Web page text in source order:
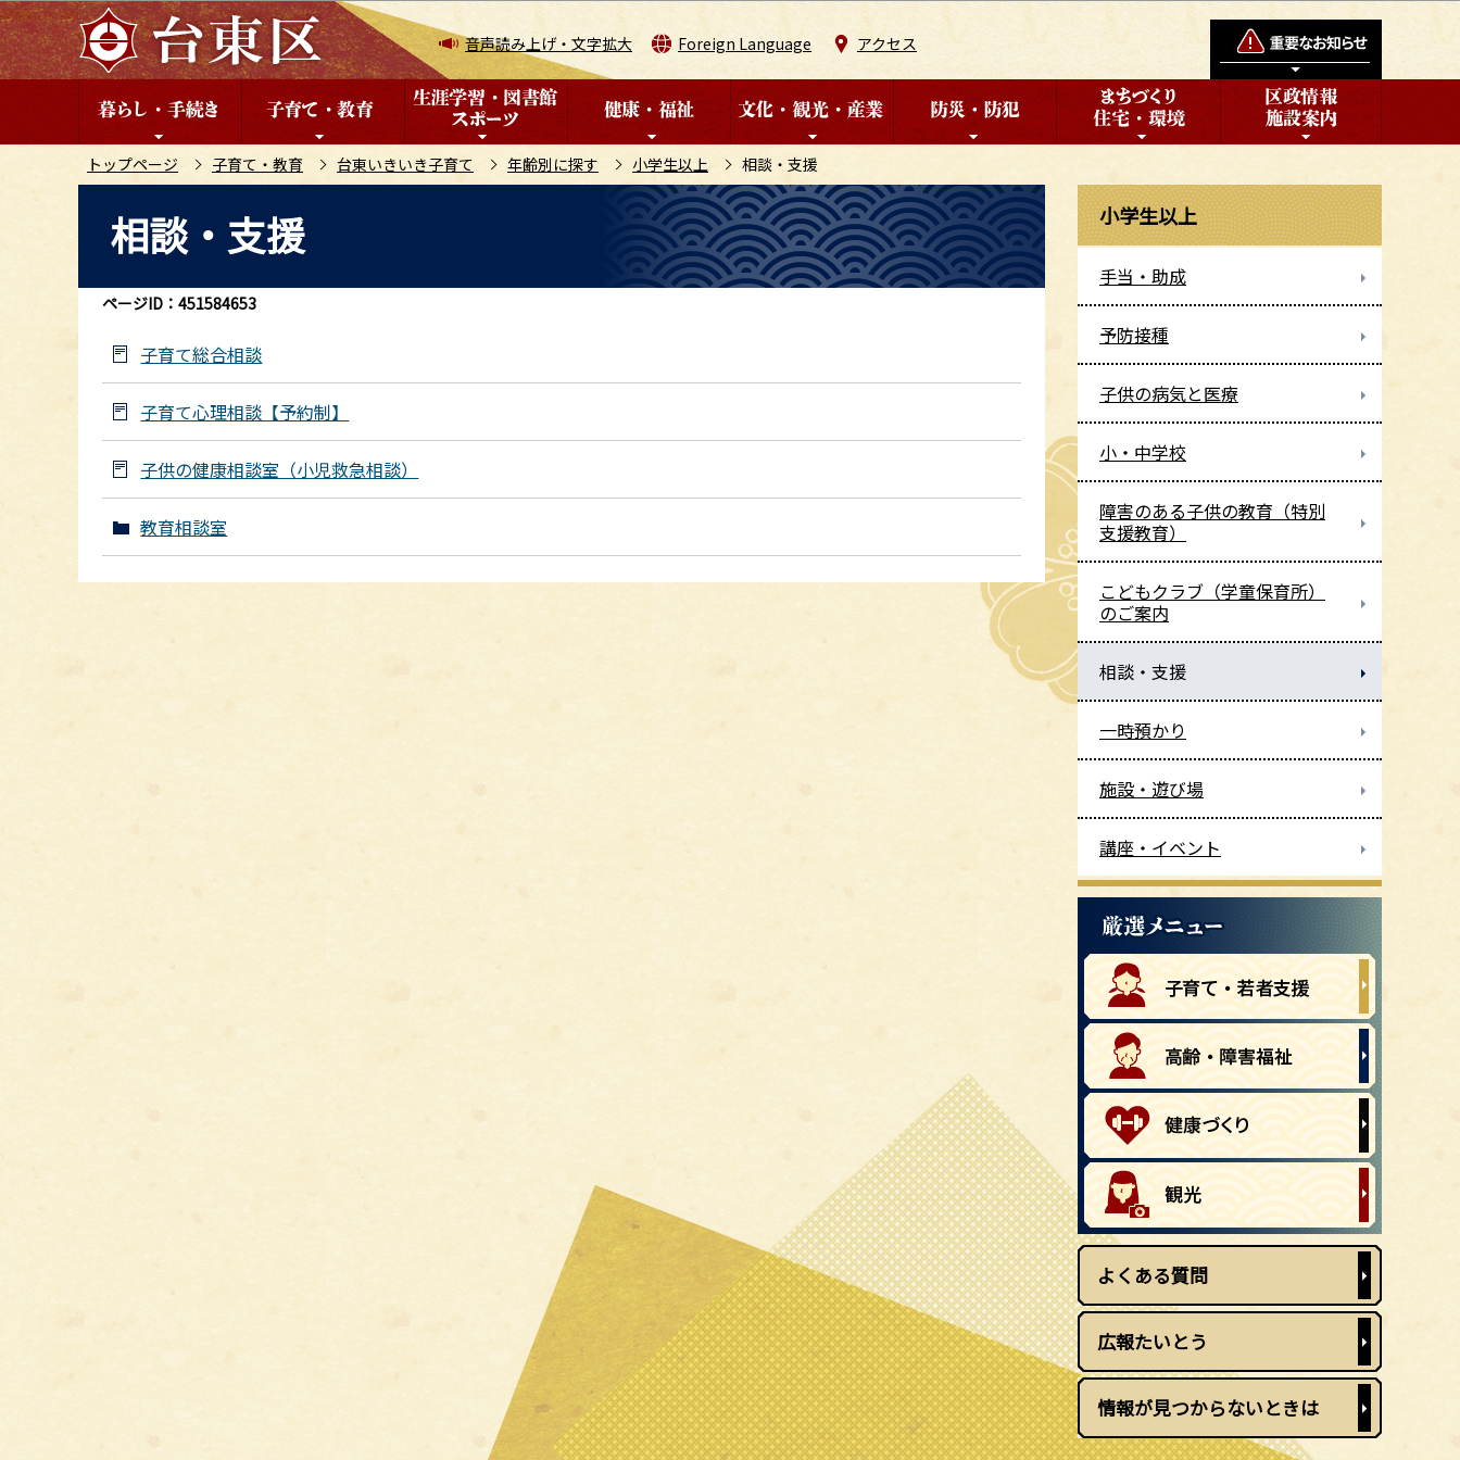
こ
の
ペ
音声読み上げ・文字拡大 Foreign Language アクセス
トップページ 子育て・教育 台東いきいき子育て 年齢別に探す 小学生以上 相談・支援
こ
相談・支援
ページID：451584653
子育て総合相談
子育て心理相談【予約制】
子供の健康相談室（小児救急相談）
教育相談室
小学生以上
手当・助成
予防接種
子供の病気と医療
小・中学校
障害のある子供の教育（特別
支援教育）
こどもクラブ（学童保育所）
のご案内
相談・支援
一時預かり
施設・遊び場
講座・イベント
よくある質問
広報たいとう
情報が見つからないときは